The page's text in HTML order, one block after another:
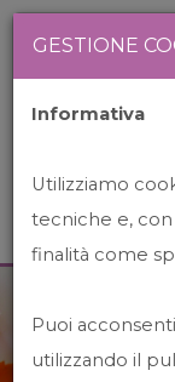
GESTIONE
Informativa
Utilizziamo
tecniche e,
finalità come
Puoi
utilizzando il